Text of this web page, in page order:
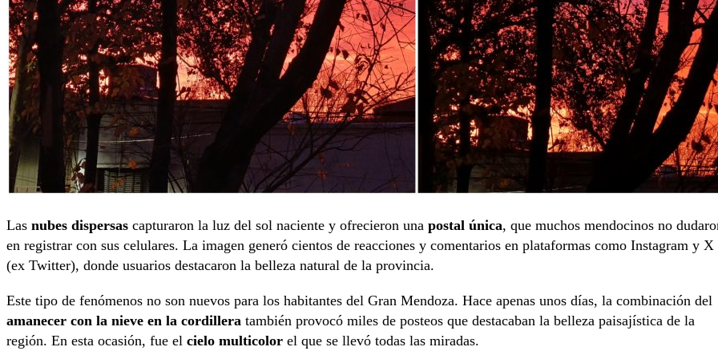
Las nubes dispersas capturaron la luz del sol naciente y ofrecieron una postal única, que muchos mendocinos no
en registrar con sus celulares. La imagen generó cientos de reacciones y comentarios en plataformas como Instagram y X
(ex Twitter), donde usuarios destacaron la belleza natural de la provincia.
Este tipo de fenómenos no son nuevos para los habitantes del Gran Mendoza. Hace apenas unos días, la combinación del
amanecer con la nieve en la cordillera también provocó miles de posteos que destacaban la belleza paisajística de la
región. En esta ocasión, fue el cielo multicolor el que se llevó todas las miradas.